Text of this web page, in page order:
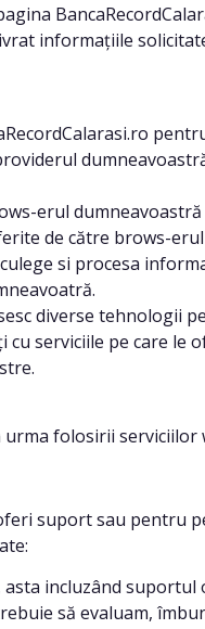
informațiile
erul
de către brows-
si procesa
diverse tehnologii
cu serviciile pe care le
folosirii serviciilor
suport sau pentru
incluzând
să evaluam,